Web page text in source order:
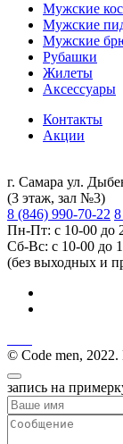
Мужские
Мужские
Мужские
Рубашки
Жилеты
Аксессуары
Контакты
Акции
г. Самара ул.
(3 этаж, зал №3)
8 (846) 990-70-22
Пн-Пт: с 10-00 до
Сб-Вс: с 10-00 до
(без выходных и
© Code men,
запись на